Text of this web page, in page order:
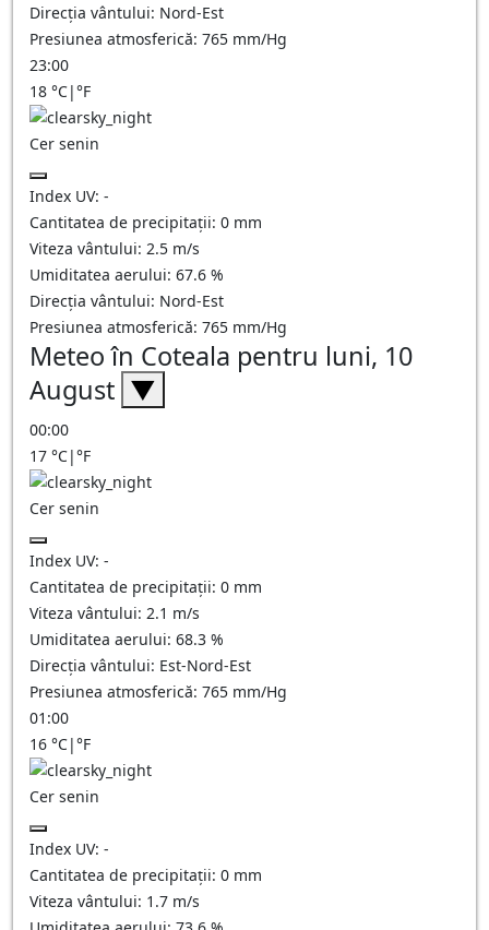
Direcția vântului: Nord-Est
Presiunea atmosferică: 765 mm/Hg
23:00
18 °C|°F
Cer senin
Index UV: -
Cantitatea de precipitații: 0 mm
Viteza vântului: 2.5 m/s
Umiditatea aerului: 67.6 %
Direcția vântului: Nord-Est
Presiunea atmosferică: 765 mm/Hg
Meteo în Coteala pentru luni, 10
August ▼
00:00
17 °C|°F
Cer senin
Index UV: -
Cantitatea de precipitații: 0 mm
Viteza vântului: 2.1 m/s
Umiditatea aerului: 68.3 %
Direcția vântului: Est-Nord-Est
Presiunea atmosferică: 765 mm/Hg
01:00
16 °C|°F
Cer senin
Index UV: -
Cantitatea de precipitații: 0 mm
Viteza vântului: 1.7 m/s